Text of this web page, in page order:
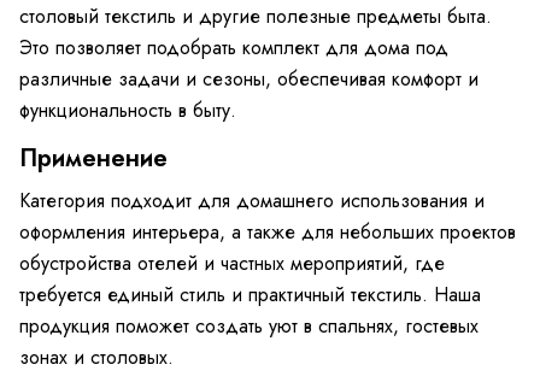
столовый текстиль и другие полезные предметы быта.
Это позволяет подобрать комплект для дома под
различные задачи и сезоны, обеспечивая комфорт и
функциональность в быту.
Применение
Категория подходит для домашнего использования и
оформления интерьера, а также для небольших проектов
обустройства отелей и частных мероприятий, где
требуется единый стиль и практичный текстиль. Наша
продукция поможет создать уют в спальнях, гостевых
зонах и столовых.